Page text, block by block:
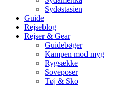
Sydøstasien
Guide
Rejseblog
Rejser & Gear
Guidebøger
Kampen mod myg
Rygsække
Soveposer
Tøj & Sko